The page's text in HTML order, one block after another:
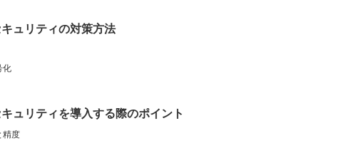
ュリティの対策方法
化
ュリティを導入する際のポイント
精度